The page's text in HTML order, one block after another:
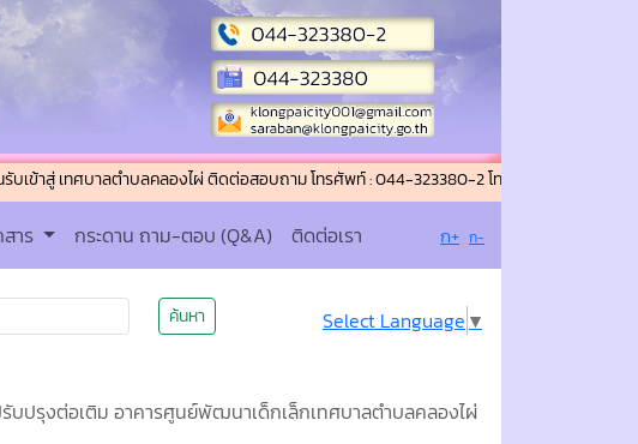
ศบาลตำบลคลองไผ่ ติดต่อสอบถาม โทรศัพท์ : 044-323380-2 โทรสาร (แฟกซ์) : 044-323380
าร กระดาน ถาม-ตอบ (Q&A) ติดต่อเรา ก+ ก-
ค้นหา Select Language ▼
รับปรุงต่อเติม อาคารศูนย์พัฒนาเด็กเล็กเทศบาลตำบลคลองไผ่